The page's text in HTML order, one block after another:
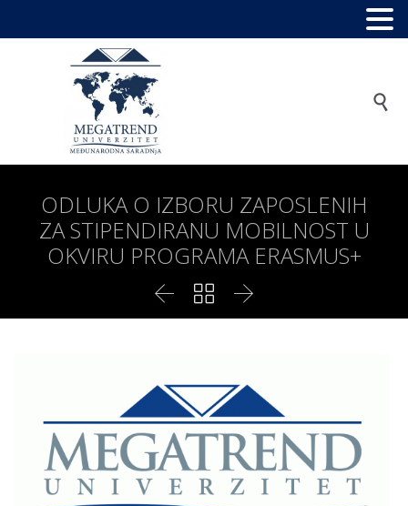

ODLUKA O IZBORU ZAPOSLENIH
ZA STIPENDIRANU MOBILNOST U
OKVIRU PROGRAMA ERASMUS+
  